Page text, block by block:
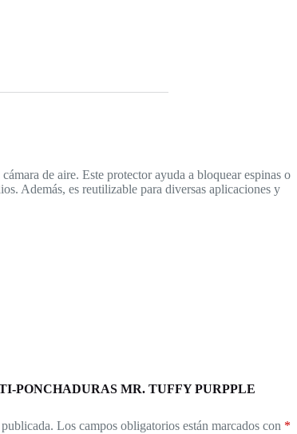
de aire. Este protector ayuda a bloquear espinas o
Además, es reutilizable para diversas aplicaciones y
PONCHADURAS MR. TUFFY PURPPLE
Los campos obligatorios están marcados con *